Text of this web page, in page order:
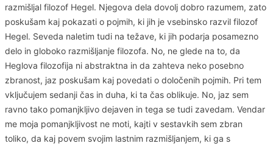
razmišljal filozof Hegel. Njegova dela dovolj dobro razumem, zato
poskušam kaj pokazati o pojmih, ki jih je vsebinsko razvil filozof
Hegel. Seveda naletim tudi na težave, ki jih podarja posamezno
delo in globoko razmišljanje filozofa. No, ne glede na to, da
Heglova filozofija ni abstraktna in da zahteva neko posebno
zbranost, jaz poskušam kaj povedati o določenih pojmih. Pri tem
vključujem sedanji čas in duha, ki ta čas oblikuje. No, jaz sem
ravno tako pomanjkljivo dejaven in tega se tudi zavedam. Vendar
me moja pomanjkljivost ne moti, kajti v sestavkih sem zbran
toliko, da kaj povem svojim lastnim razmišljanjem, ki ga s